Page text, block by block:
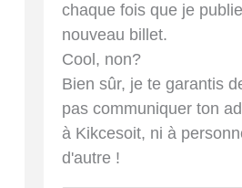
chaque fois que je
nouveau billet.
Cool, non?
Bien sûr, je te garantis
pas communiquer ton
à Kikcesoit, ni à
d'autre !